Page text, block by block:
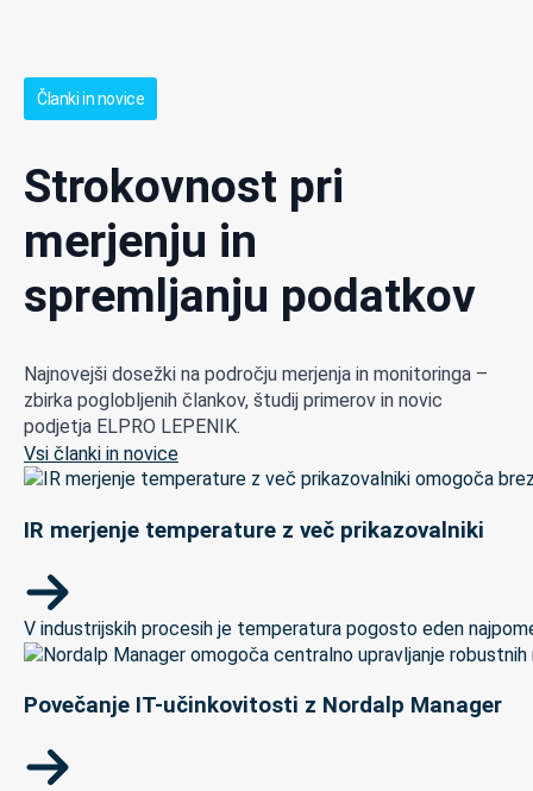
Članki in novice
Strokovnost pri
merjenju in
spremljanju podatkov
Najnovejši dosežki na področju merjenja in monitoringa –
zbirka poglobljenih člankov, študij primerov in novic
podjetja ELPRO LEPENIK.
Vsi članki in novice
IR merjenje temperature z več prikazovalniki
V industrijskih procesih je temperatura pogosto eden
Povečanje IT-učinkovitosti z Nordalp Manager